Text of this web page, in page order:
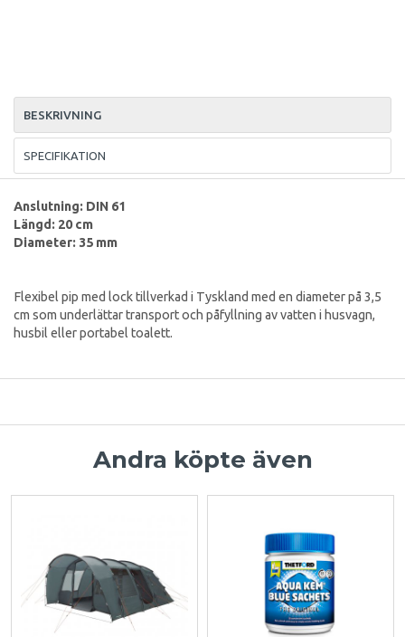
BESKRIVNING
SPECIFIKATION
Anslutning: DIN 61
Längd: 20 cm
Diameter: 35 mm
Flexibel pip med lock tillverkad i Tyskland med en diameter på 3,5
cm som underlättar transport och påfyllning av vatten i husvagn,
husbil eller portabel toalett.
Andra köpte även